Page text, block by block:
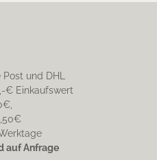
und DHL
€ Einkaufswert
auf Anfrage